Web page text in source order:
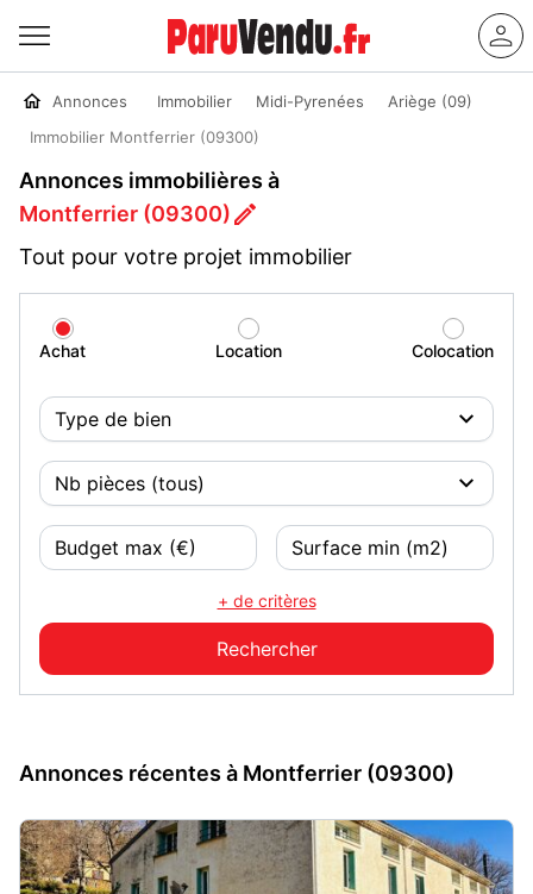
Annonces Immobilier Midi-Pyrenées
Ariège (09)
Immobilier Montferrier (09300)
Annonces immobilières à
Montferrier (09300)
Tout pour votre projet immobilier
Achat Location Colocation
+ de critères
Annonces récentes à Montferrier (09300)